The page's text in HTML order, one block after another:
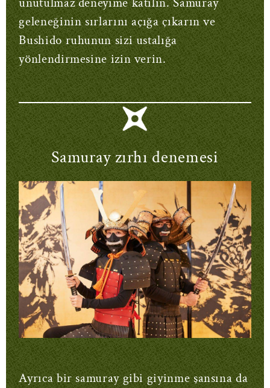
geleneğinin sırlarını açığa çıkarın ve
Bushido ruhunun sizi ustalığa
yönlendirmesine izin verin.
Samuray zırhı denemesi
Ayrıca bir samuray gibi giyinme şansına da